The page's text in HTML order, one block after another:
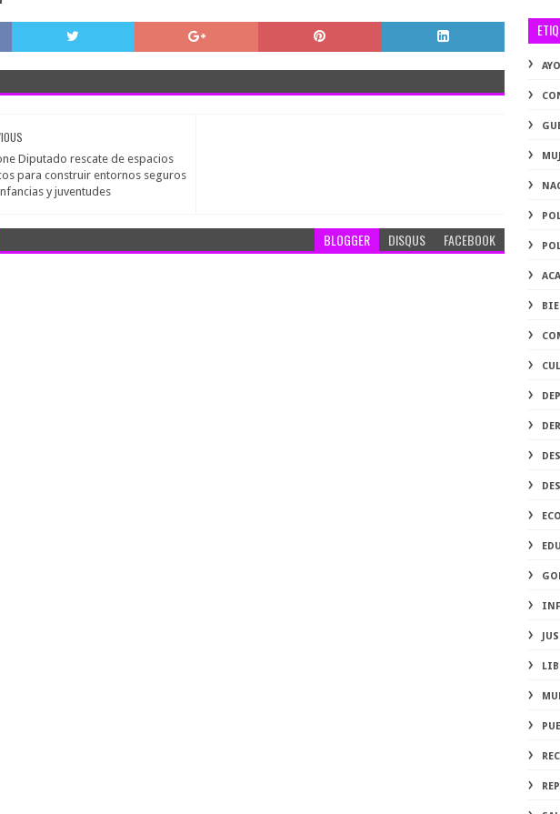
Diputado rescate de espacios
para construir entornos seguros
y juventudes
BLOGGER DISQUS FACEBOOK